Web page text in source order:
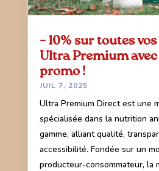
– 10% sur toutes
Ultra Premium
promo !
JUIL 7, 2025
Ultra Premium Direct est une
spécialisée dans la nutrition
gamme, alliant qualité,
accessibilité. Fondée sur un
producteur-consommateur, la